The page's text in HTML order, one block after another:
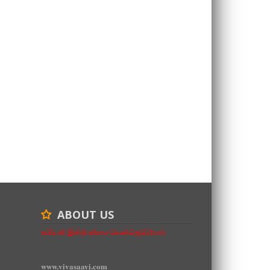
ABOUT US
உயிர்பலி இன்றி உரிமை வென்றெடுப்போம்
www.vivasaayi.com